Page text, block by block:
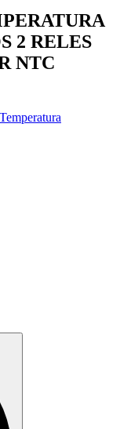
2 RELES
NTC
Temperatura